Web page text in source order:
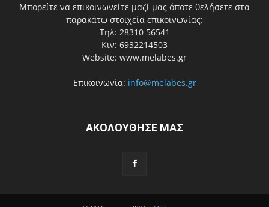
Μπορείτε να επικοινωνείτε μαζί μας όποτε θελήσετε στα
παρακάτω στοιχεία επικοινωνίας:
Τηλ: 28310 56541
Κιν: 6932214503
Website: www.melabes.gr
Επικοινωνία: info@melabes.gr
ΑΚΟΛΟΥΘΗΣΕ ΜΑΣ